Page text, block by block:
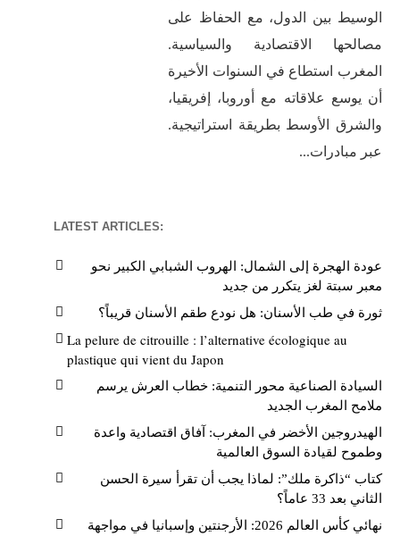
الوسيط بين الدول، مع الحفاظ على
مصالحها الاقتصادية والسياسية.
المغرب استطاع في السنوات الأخيرة
أن يوسع علاقاته مع أوروبا، إفريقيا،
والشرق الأوسط بطريقة استراتيجية.
عبر مبادرات...
LATEST ARTICLES:
عودة الهجرة إلى الشمال: الهروب الشبابي الكبير نحو
معبر سبتة لغز يتكرر من جديد
ثورة في طب الأسنان: هل نودع طقم الأسنان قريباً؟
La pelure de citrouille : l’alternative écologique au
plastique qui vient du Japon
السيادة الصناعية محور التنمية: خطاب العرش يرسم
ملامح المغرب الجديد
الهيدروجين الأخضر في المغرب: آفاق اقتصادية واعدة
وطموح لقيادة السوق العالمية
كتاب “ذاكرة ملك”: لماذا يجب أن تقرأ سيرة الحسن
الثاني بعد 33 عاماً؟
نهائي كأس العالم 2026: الأرجنتين وإسبانيا في مواجهة